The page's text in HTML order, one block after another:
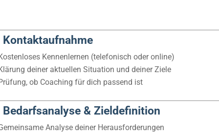
Kontaktaufnahme
Kennenlernen (telefonisch oder online)
deiner aktuellen Situation und deiner Ziele
ob Coaching für dich passend ist
Bedarfsanalyse & Zieldefinition
Analyse deiner Herausforderungen